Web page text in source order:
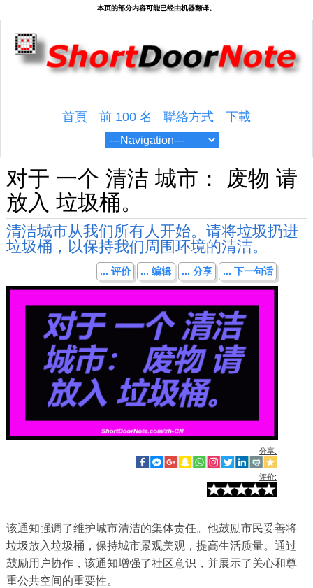
首頁 前 100 名 聯絡方式 下載
对于 一个 清洁 城市： 废物 请
放入 垃圾桶。
清洁城市从我们所有人开始。请将垃圾扔进
垃圾桶，以保持我们周围环境的清洁。
... 评价 ... 编辑 ... 分享 ... 下一句话
分享:
评价:
该通知强调了维护城市清洁的集体责任。他鼓励市民妥善将
垃圾放入垃圾桶，保持城市景观美观，提高生活质量。通过
鼓励用户协作，该通知增强了社区意识，并展示了关心和尊
重公共空间的重要性。